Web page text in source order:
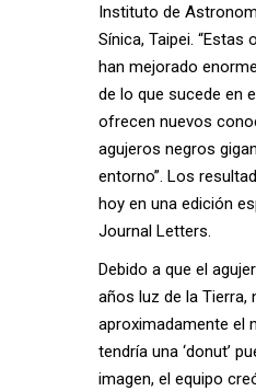
Instituto de
Sínica, Taipei.
han mejorado
de lo que sucede en
ofrecen nuevos
agujeros negros
entorno”. Los
hoy en una edición
Journal Letters.
Debido a que el
años luz de la Tierra,
aproximadamente el
tendría una ‘donut’
imagen, el equipo